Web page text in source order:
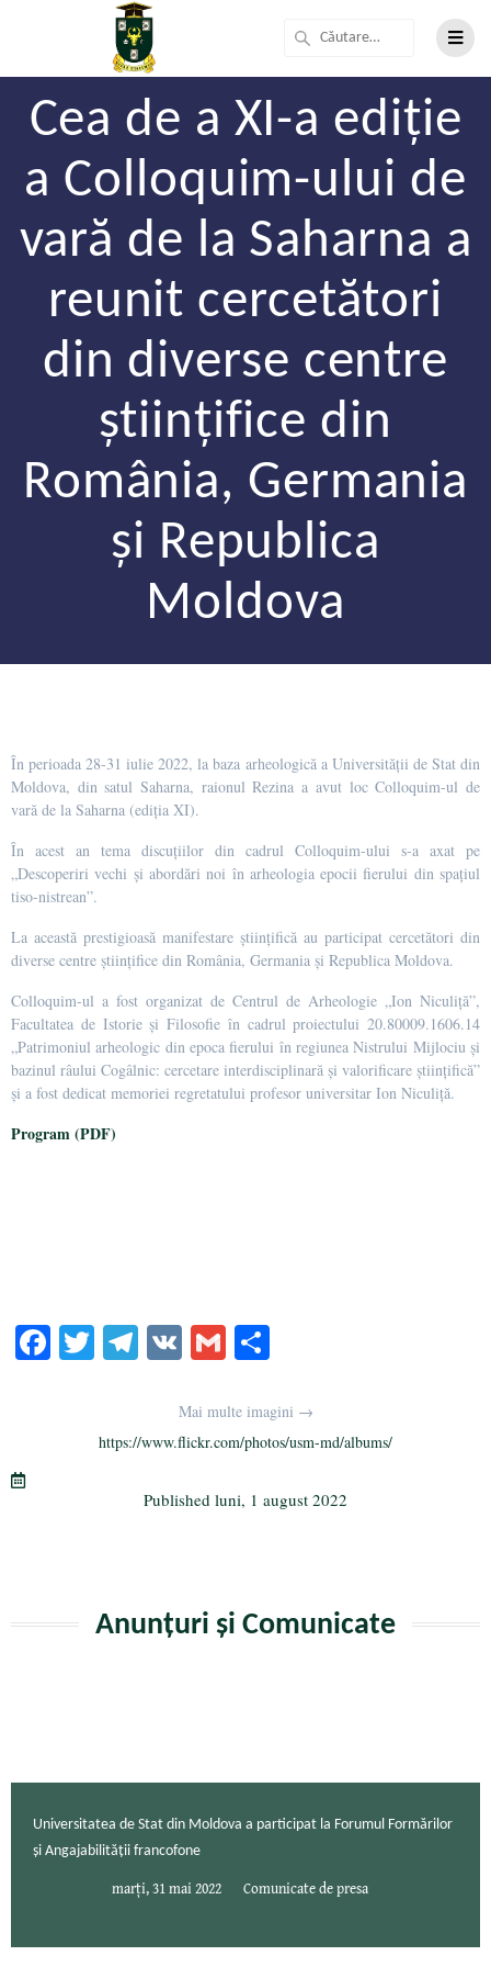
Cea de a XI-a ediție
a Colloquim-ului de
vară de la Saharna a
reunit cercetători
din diverse centre
științifice din
România, Germania
și Republica
Moldova
În perioada 28-31 iulie 2022, la baza arheologică a Universității de Stat din
Moldova, din satul Saharna, raionul Rezina a avut loc Colloquim-ul de
vară de la Saharna (ediția XI).
În acest an tema discuțiilor din cadrul Colloquim-ului s-a axat pe
„Descoperiri vechi și abordări noi în arheologia epocii fierului din spațiul
tiso-nistrean”.
La această prestigioasă manifestare științifică au participat cercetători din
diverse centre științifice din România, Germania și Republica Moldova.
Colloquim-ul a fost organizat de Centrul de Arheologie „Ion Niculiță”,
Facultatea de Istorie și Filosofie în cadrul proiectului 20.80009.1606.14
„Patrimoniul arheologic din epoca fierului în regiunea Nistrului Mijlociu şi
bazinul râului Cogâlnic: cercetare interdisciplinară şi valorificare științifică”
și a fost dedicat memoriei regretatului profesor universitar Ion Niculiță.
Program (PDF)
Fa T
r
Te
a
m
V G
ailaj
ea
Mai multe imagini →
https://www.flickr.com/photos/usm-md/albums/
Published luni, 1 august 2022
Anunțuri și Comunicate
Universitatea de Stat din Moldova a participat la Forumul Formărilor
și Angajabilității francofone
marți, 31 mai 2022 Comunicate de presa